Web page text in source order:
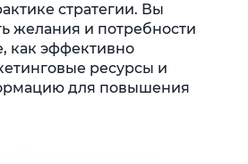
стратегии. Вы
желания и потребности
как эффективно
ресурсы и
для повышения